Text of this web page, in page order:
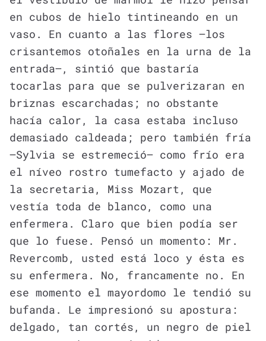
en cubos de hielo tintineando en un
vaso. En cuanto a las flores —los
crisantemos otoñales en la urna de la
entrada—, sintió que bastaría
tocarlas para que se pulverizaran en
briznas escarchadas; no obstante
hacía calor, la casa estaba incluso
demasiado caldeada; pero también fría
—Sylvia se estremeció— como frío era
el níveo rostro tumefacto y ajado de
la secretaria, Miss Mozart, que
vestía toda de blanco, como una
enfermera. Claro que bien podía ser
que lo fuese. Pensó un momento: Mr.
Revercomb, usted está loco y ésta es
su enfermera. No, francamente no. En
ese momento el mayordomo le tendió su
bufanda. Le impresionó su apostura:
delgado, tan cortés, un negro de piel